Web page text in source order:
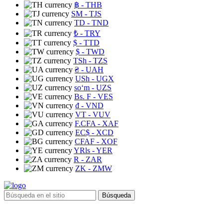
฿ - THB
ЅМ - TJS
TD - TND
₺ - TRY
$ - TTD
$ - TWD
TSh - TZS
₴ - UAH
USh - UGX
soʻm - UZS
Bs. F - VES
₫ - VND
VT - VUV
F.CFA - XAF
EC$ - XCD
CFAF - XOF
YRls - YER
R - ZAR
ZK - ZMW
Búsqueda